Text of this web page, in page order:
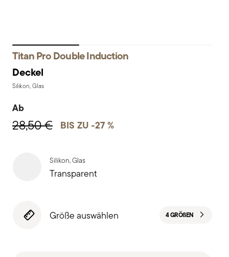
Titan Pro Double Induction
Deckel
Silikon, Glas
Ab
28,50 € BIS ZU -27 %
Silikon, Glas
Transparent
Größe auswählen 4 GRÖßEN